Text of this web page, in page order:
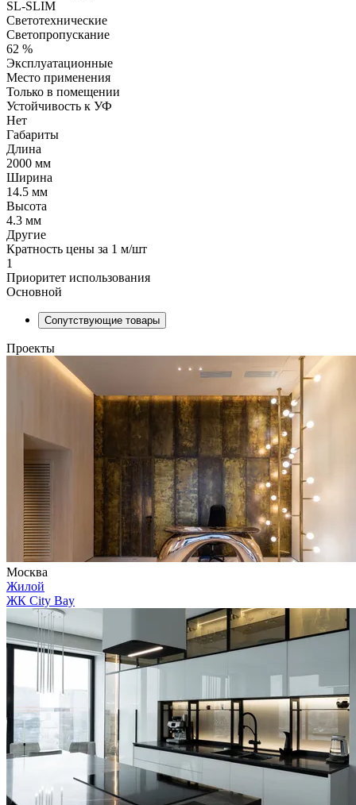
SL-SLIM
Светотехнические
Светопропускание
62 %
Эксплуатационные
Место применения
Только в помещении
Устойчивость к УФ
Нет
Габариты
Длина
2000 мм
Ширина
14.5 мм
Высота
4.3 мм
Другие
Кратность цены за 1 м/шт
1
Приоритет использования
Основной
Сопутствующие товары
Проекты
Москва
Жилой
ЖК City Bay